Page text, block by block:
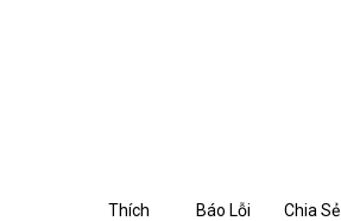
Thích Báo Lỗi Chia Sẻ